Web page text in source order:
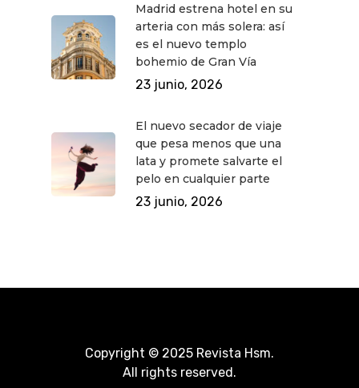
Madrid estrena hotel en su
arteria con más solera: así
es el nuevo templo
bohemio de Gran Vía
23 junio, 2026
El nuevo secador de viaje
que pesa menos que una
lata y promete salvarte el
pelo en cualquier parte
23 junio, 2026
Copyright © 2025 Revista Hsm.
All rights reserved.